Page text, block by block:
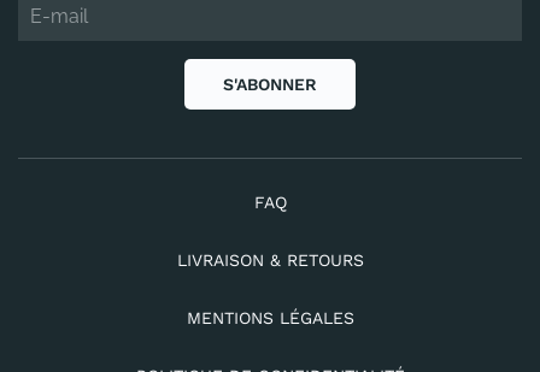
S'ABONNER
FAQ
LIVRAISON & RETOURS
MENTIONS LÉGALES